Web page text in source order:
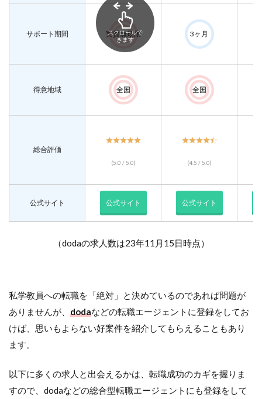
サポート期間 実質無期限 3ヶ月
得意地域 全国 全国
総合評価
(5.0 / 5.0) (4.5 / 5.0)
公式サイト 公式サイト 公式サイト
スクロールで
きます
（dodaの求人数は23年11月15日時点）
私学教員への転職を「絶対」と決めているのであれば問題が
ありませんが、 dodaなどの転職エージェントに登録をしてお
けば、思いもよらない好案件を紹介してもらえることもあり
ます。
以下に多くの求人と出会えるかは、転職成功のカギを握りま
すので、dodaなどの総合型転職エージェントにも登録をして